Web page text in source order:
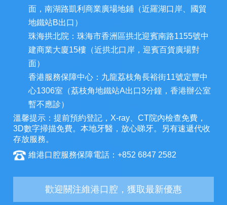
面，南湖路凱利商業廣場地鋪（近羅湖口岸、國貿
地鐵站B出口）
珠海拱北院：珠海市香洲區拱北迎賓南路1155號中
建商業大廈15樓（近拱北口岸，迎賓百貨廣場對
面）
香港服務保障中心：九龍荔枝角長裕街11號定豐中
心1306室（荔枝角地鐵站A出口3分鐘，香港辦公室
暫不應診）
溫馨提示：提前預約登記，X-ray、CT院內檢查免費，
3D數字掃描免費。本地牙醫，放心睇牙。另有速遞代收
存放服務。
維港口腔服務保障電話：+852 6847 2582
歡迎關注維港口腔，獲取最新優惠